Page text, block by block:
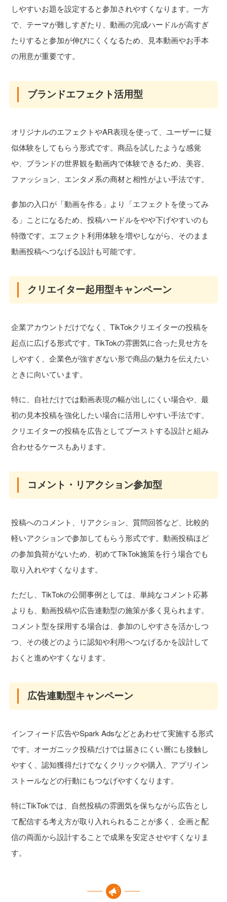
しやすいお題を設定すると参加されやすくなります。一方
で、テーマが難しすぎたり、動画の完成ハードルが高すぎ
たりすると参加が伸びにくくなるため、見本動画やお手本
の用意が重要です。
ブランドエフェクト活用型
オリジナルのエフェクトやAR表現を使って、ユーザーに疑
似体験をしてもらう形式です。商品を試したような感覚
や、ブランドの世界観を動画内で体験できるため、美容、
ファッション、エンタメ系の商材と相性がよい手法です。
参加の入口が「動画を作る」より「エフェクトを使ってみ
る」ことになるため、投稿ハードルをやや下げやすいのも
特徴です。エフェクト利用体験を増やしながら、そのまま
動画投稿へつなげる設計も可能です。
クリエイター起用型キャンペーン
企業アカウントだけでなく、TikTokクリエイターの投稿を
起点に広げる形式です。TikTokの雰囲気に合った見せ方を
しやすく、企業色が強すぎない形で商品の魅力を伝えたい
ときに向いています。
特に、自社だけでは動画表現の幅が出しにくい場合や、最
初の見本投稿を強化したい場合に活用しやすい手法です。
クリエイターの投稿を広告としてブーストする設計と組み
合わせるケースもあります。
コメント・リアクション参加型
投稿へのコメント、リアクション、質問回答など、比較的
軽いアクションで参加してもらう形式です。動画投稿ほど
の参加負荷がないため、初めてTikTok施策を行う場合でも
取り入れやすくなります。
ただし、TikTokの公開事例としては、単純なコメント応募
よりも、動画投稿や広告連動型の施策が多く見られます。
コメント型を採用する場合は、参加のしやすさを活かしつ
つ、その後どのように認知や利用へつなげるかを設計して
おくと進めやすくなります。
広告連動型キャンペーン
インフィード広告やSpark Adsなどとあわせて実施する形式
です。オーガニック投稿だけでは届きにくい層にも接触し
やすく、認知獲得だけでなくクリックや購入、アプリイン
ストールなどの行動にもつなげやすくなります。
特にTikTokでは、自然投稿の雰囲気を保ちながら広告とし
て配信する考え方が取り入れられることが多く、企画と配
信の両面から設計することで成果を安定させやすくなりま
す。